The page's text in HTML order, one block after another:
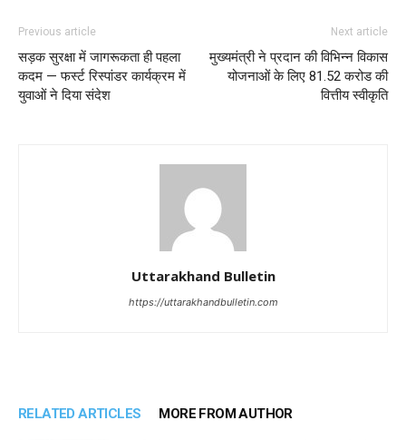
Previous article
सड़क सुरक्षा में जागरूकता ही पहला
कदम — फर्स्ट रिस्पांडर कार्यक्रम में
युवाओं ने दिया संदेश
Next article
मुख्यमंत्री ने प्रदान की विभिन्न विकास
योजनाओं के लिए 81.52 करोड की
वित्तीय स्वीकृति
Uttarakhand Bulletin
https://uttarakhandbulletin.com
RELATED ARTICLES MORE FROM AUTHOR